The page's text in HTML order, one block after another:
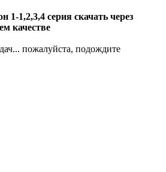
1-1,2,3,4 серия скачать через
качестве
пожалуйста, подождите